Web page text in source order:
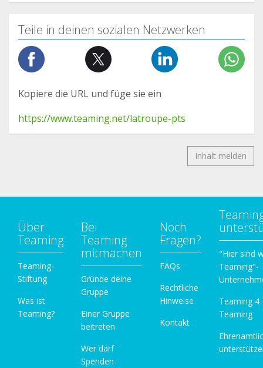
https://www.facebook.com/Esterilizacion.Solidaria.
Animal/photos/a.2236623459760239/23098169057
74227/
15
3303/permalink/1849081312054045/
16
https://www.facebook.com/Esterilizacion.Solidaria.
Animal/photos/a.2236623459760239/30140815153
47759/
Teile in deinen sozialen Netzwerken
Kopiere die URL und füge sie ein
https://www.teaming.net/latroupe-pts
Inhalt melden
Über
Teaming
Teaming-
Stiftung
Was ist
Teaming?
Bei
Teaming
mitmachen
Gründe deine
Gruppe
Einer Gruppe
beitreten
Wer darf
Spenden
Noch
Fragen?
FAQs
Rechtliche
Hinweise
Kontakt
"Hier sind
Teaming"-
Teaming 4
Teaming